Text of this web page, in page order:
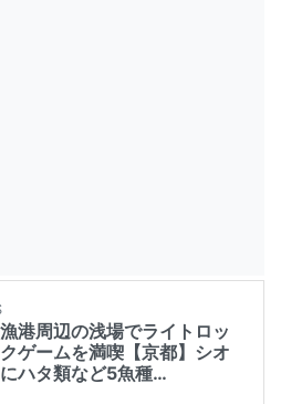
漁港周辺の浅場でライトロッ
クゲームを満喫【京都】シオ
にハタ類など5魚種…